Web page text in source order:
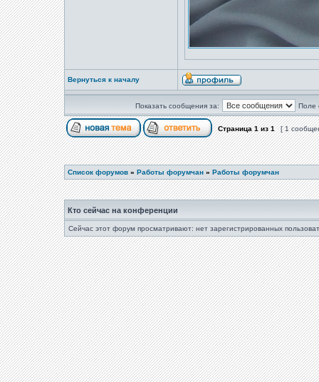
Вернуться к началу
Показать сообщения за: Поле
Страница1из1 [ 1
Список форумов » Работы форумчан » Работы форумчан
Кто сейчас на конференции
Сейчас этот форум просматривают: нет зарегистрированных